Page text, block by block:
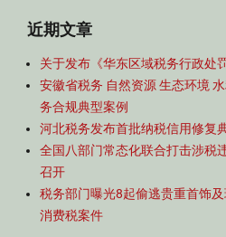
近期文章
关于发布《华东区域税务行政处
安徽省税务 自然资源 生态环境
务合规典型案例
河北税务发布首批纳税信用修复
全国八部门常态化联合打击涉税
召开
税务部门曝光8起偷逃贵重首饰
消费税案件